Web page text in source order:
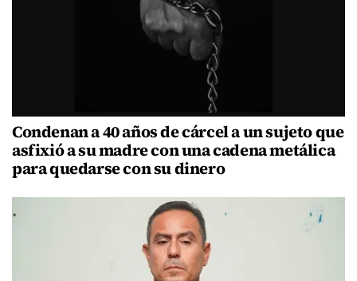
Condenan a 40 años de cárcel a un sujeto que
asfixió a su madre con una cadena metálica
para quedarse con su dinero